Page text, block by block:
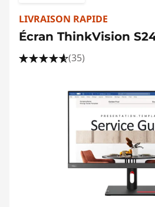
LIVRAISON RAPIDE
Écran ThinkVision
(35)